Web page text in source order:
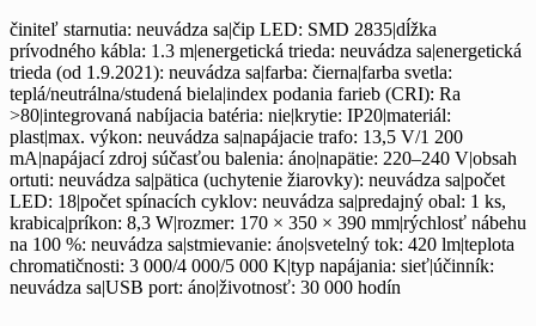
činiteľ starnutia: neuvádza sa|čip LED: SMD 2835|dĺžka
prívodného kábla: 1.3 m|energetická trieda: neuvádza sa|energetická
trieda (od 1.9.2021): neuvádza sa|farba: čierna|farba svetla:
teplá/neutrálna/studená biela|index podania farieb (CRI): Ra
>80|integrovaná nabíjacia batéria: nie|krytie: IP20|materiál:
plast|max. výkon: neuvádza sa|napájacie trafo: 13,5 V/1 200
mA|napájací zdroj súčasťou balenia: áno|napätie: 220–240 V|obsah
ortuti: neuvádza sa|pätica (uchytenie žiarovky): neuvádza sa|počet
LED: 18|počet spínacích cyklov: neuvádza sa|predajný obal: 1 ks,
krabica|príkon: 8,3 W|rozmer: 170 × 350 × 390 mm|rýchlosť nábehu
na 100 %: neuvádza sa|stmievanie: áno|svetelný tok: 420 lm|teplota
chromatičnosti: 3 000/4 000/5 000 K|typ napájania: sieť|účinník:
neuvádza sa|USB port: áno|životnosť: 30 000 hodín